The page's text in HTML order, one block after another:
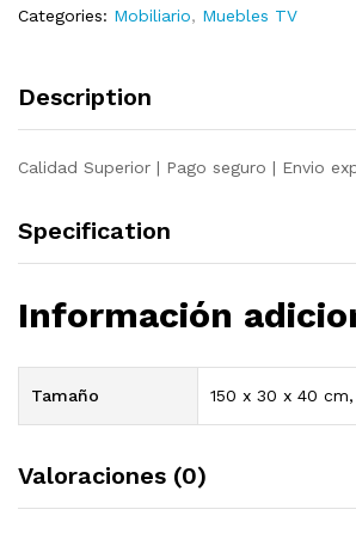
mango
quantity
Categories: Mobiliario, Muebles TV
Description
Calidad Superior | Pago seguro | Envio
Specification
Información
Tamaño 150 x 30 x 40
Valoraciones (0)